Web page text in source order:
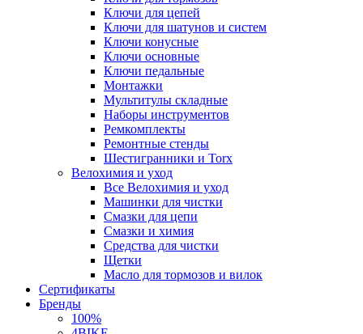
Ключи для цепей
Ключи для шатунов и систем
Ключи конусные
Ключи основные
Ключи педальные
Монтажки
Мультитулы складные
Наборы инструментов
Ремкомплекты
Ремонтные стенды
Шестигранники и Torx
Велохимия и уход
Все Велохимия и уход
Машинки для чистки
Смазки для цепи
Смазки и химия
Средства для чистки
Щетки
Масло для тормозов и вилок
Сертификаты
Бренды
100%